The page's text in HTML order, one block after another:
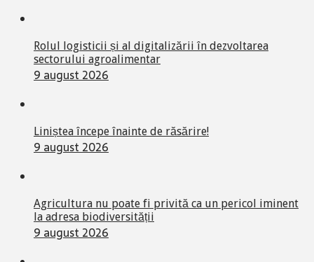
Rolul logisticii și al digitalizării în dezvoltarea
sectorului agroalimentar
9 august 2026
Liniștea începe înainte de răsărire!
9 august 2026
Agricultura nu poate fi privită ca un pericol iminent
la adresa biodiversității
9 august 2026